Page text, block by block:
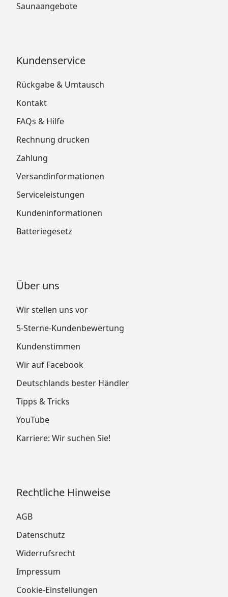
Saunaangebote
Kundenservice
Rückgabe & Umtausch
Kontakt
FAQs & Hilfe
Rechnung drucken
Zahlung
Versandinformationen
Serviceleistungen
Kundeninformationen
Batteriegesetz
Über uns
Wir stellen uns vor
5-Sterne-Kundenbewertung
Kundenstimmen
Wir auf Facebook
Deutschlands bester Händler
Tipps & Tricks
YouTube
Karriere: Wir suchen Sie!
Rechtliche Hinweise
AGB
Datenschutz
Widerrufsrecht
Impressum
Cookie-Einstellungen